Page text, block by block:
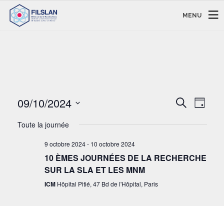
MENU
Recherche
DE
Jour
09/10/2024
une
Toute la journée
9 octobre 2024- 10 octobre 2024
10 ÈMES JOURNÉES DE LA RECHERCHE
SUR LA SLA ET LES MNM
ICM Hôpital Pitié, 47 Bd de l'Hôpital, Paris